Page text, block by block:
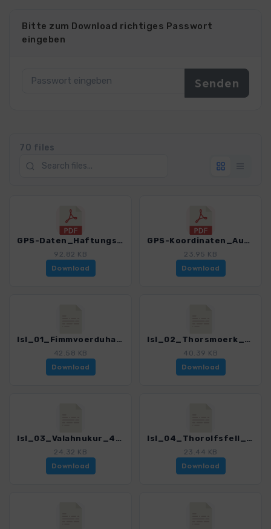
Bitte zum Download richtiges Passwort
eingeben
70 files
GPS-Daten_Haftungsausschluss-Nutzungsbedingungen_WF_Island_4005_9.pdf
92.82 KB
Download
GPS-Koordinaten_Ausgangspunkte_WF_Island_4005_9.pdf
23.95 KB
Download
Isl_01_Fimmvoerduhals_4005_9.gpx
42.58 KB
Download
Isl_02_Thorsmoerk_4005_9.gpx
40.39 KB
Download
Isl_03_Valahnukur_4005_9.gpx
24.32 KB
Download
Isl_04_Thorolfsfell_4005_9.gpx
23.44 KB
Download